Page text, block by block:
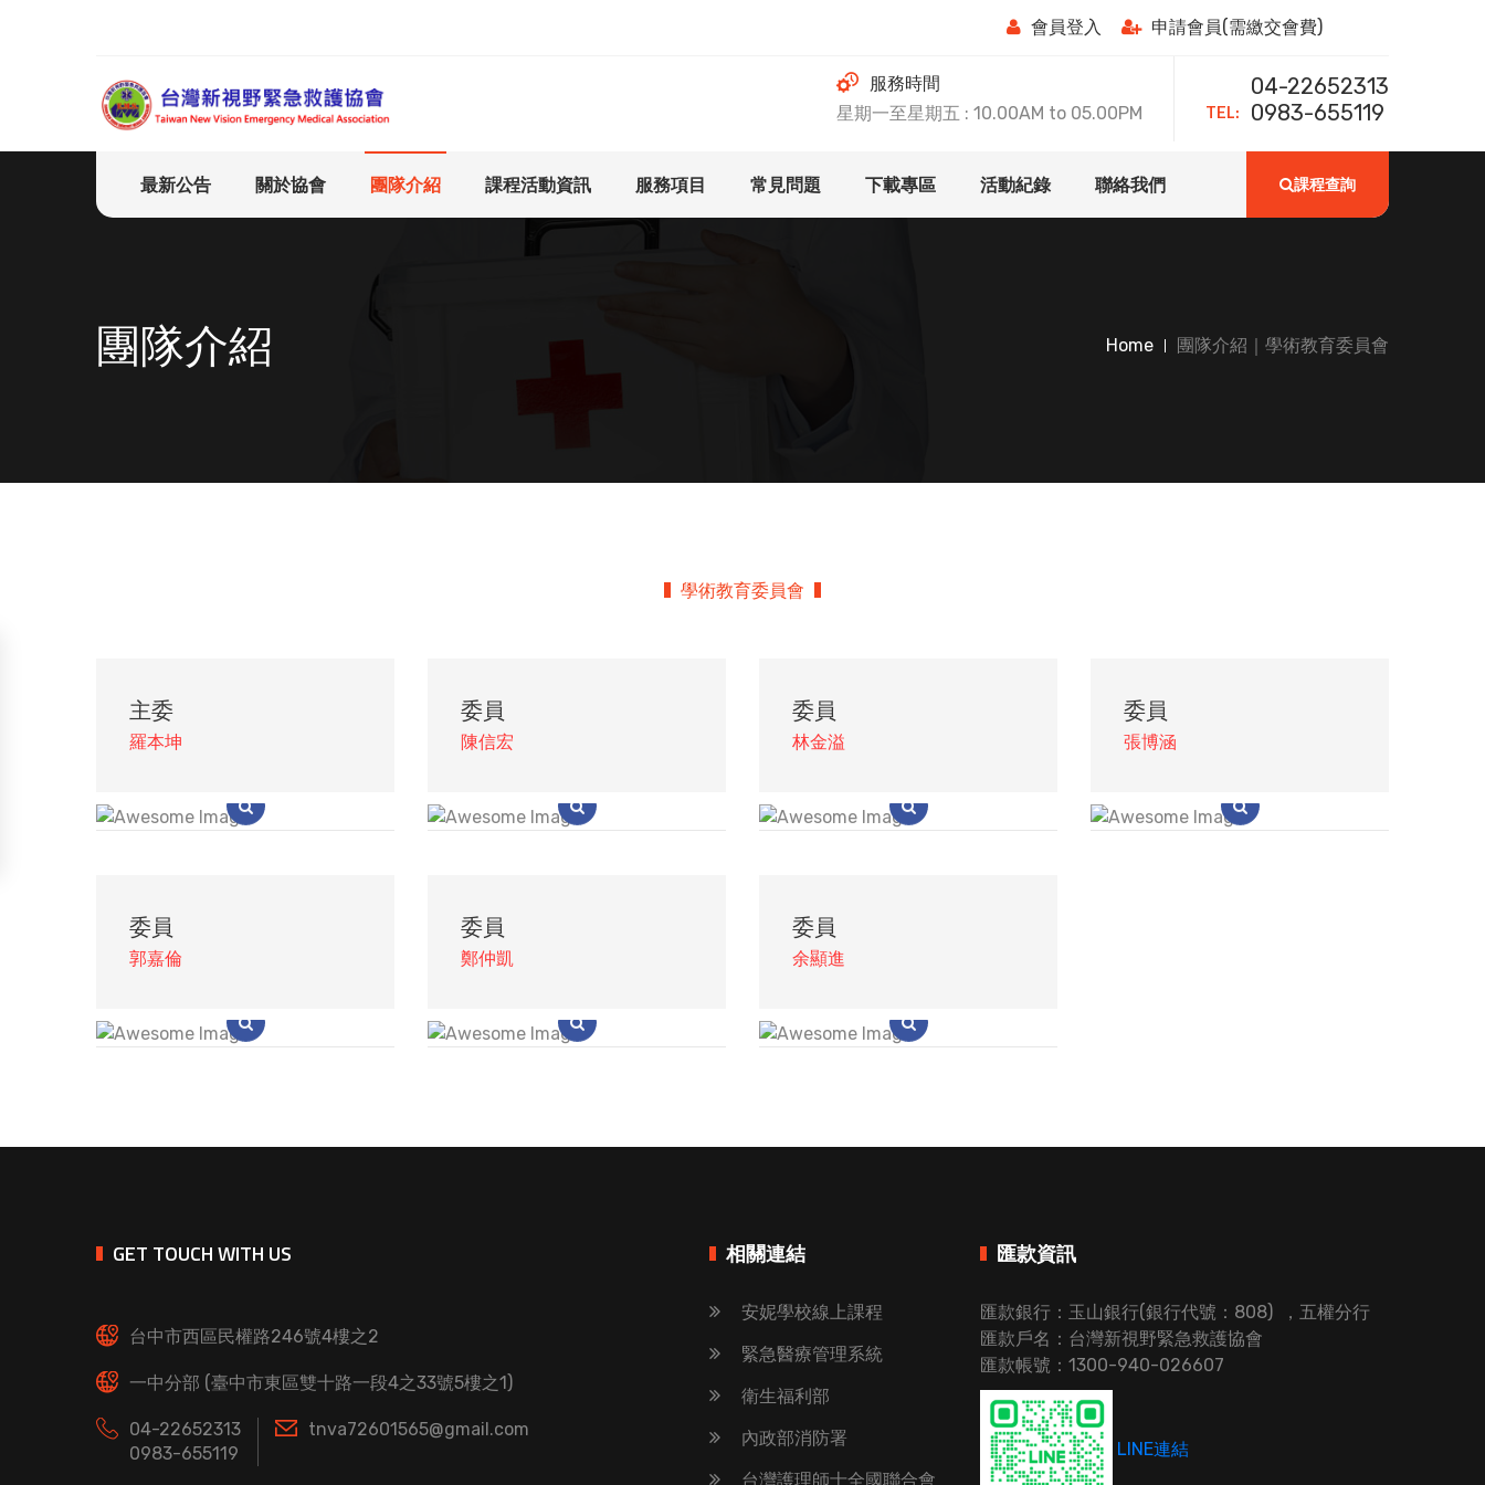
會員登入 申請會員(需繳交會費)
服務時間
星期一至星期五 : 10.00AM to 05.00PM
TEL:
04-22652313
0983-655119
最新公告 關於協會 團隊介紹 課程活動資訊 服務項目 常見問題 下載專區 活動紀錄 聯絡我們 課程查詢
團隊介紹 Home 團隊介紹｜學術教育委員會
學術教育委員會
主委
羅本坤
委員
陳信宏
委員
林金溢
委員
張博涵
委員
郭嘉倫
委員
鄭仲凱
委員
余顯進
GET TOUCH WITH US
台中市西區民權路246號4樓之2
一中分部 (臺中市東區雙十路一段4之33號5樓之1)
04-22652313
0983-655119
tnva72601565@gmail.com
相關連結
安妮學校線上課程
緊急醫療管理系統
衛生福利部
內政部消防署
台灣護理師士全國聯合會
匯款資訊
匯款銀行：玉山銀行(銀行代號：808) ，五權分行
匯款戶名：台灣新視野緊急救護協會
匯款帳號：1300-940-026607
LINE連結